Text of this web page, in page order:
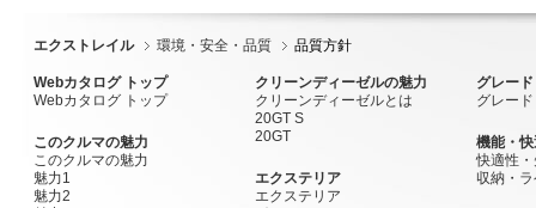
エクストレイル 環境・安全・品質 品質方針
Webカタログ トップ
Webカタログ トップ
このクルマの魅力
このクルマの魅力
魅力1
魅力2
クリーンディーゼルの魅力
クリーンディーゼルとは
20GT S
20GT
エクステリア
エクステリア
グレード
グレード
機能・
快適性
収納・